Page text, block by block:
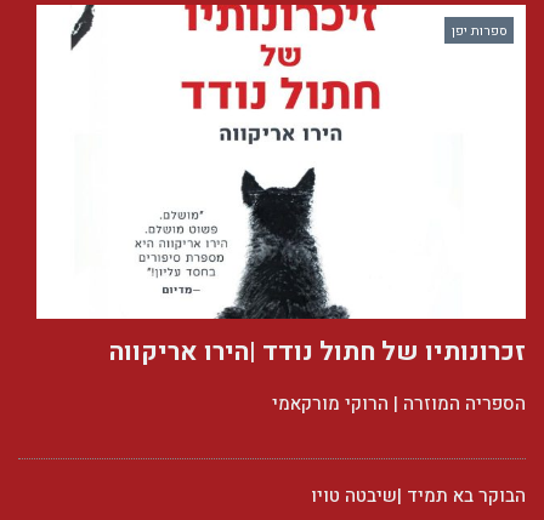
ספרות יפן
זכרונותיו של חתול נודד |הירו אריקווה
הספריה המוזרה | הרוקי מורקאמי
הבוקר בא תמיד |שיבטה טויו